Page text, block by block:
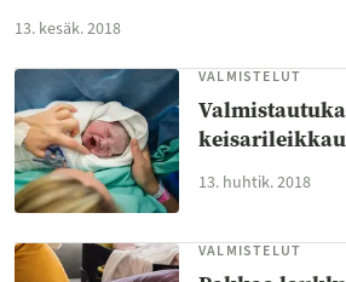
13. kesäk. 2018
VALMISTELUT
13. huhtik. 2018
VALMISTELUT